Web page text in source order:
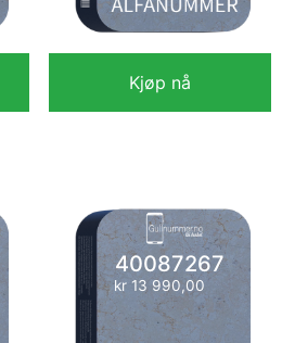
Kjøp nå
40087267
kr 13 990,00